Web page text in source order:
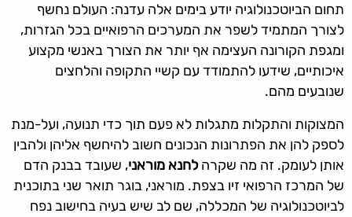
תחום הביוטכנולוגיה יודע בימים אלה עדנה: העולם נחשף
לצורך המתמיד לשפר את המערכים הרפואיים בכל הגזרות,
ומגפת הקורונה העצימה אף יותר את הצורך באנשי מקצוע
איכותיים, שידעו להתמודד עם קשיי התקופה והלחצים
שנובעים מהם.
המצוקות והתקלות מתגלות לא פעם תוך כדי תנועה, ועל-מנת
לספק להן את הפתרונות הנכונים חשוב להיחשף אליהן ולהבין
אותן לעומק. זה מה שקרהלחנא מוראני, שעובד בבנק הדם
של המרכז הרפואי זיו בצפת. מוראני, בוגר תואר שני בתוכנית
לביוטכנולוגיה של המכללה, שם לב שיש בעיה בחישוב נפח